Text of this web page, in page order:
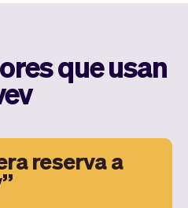
que usan
reserva a